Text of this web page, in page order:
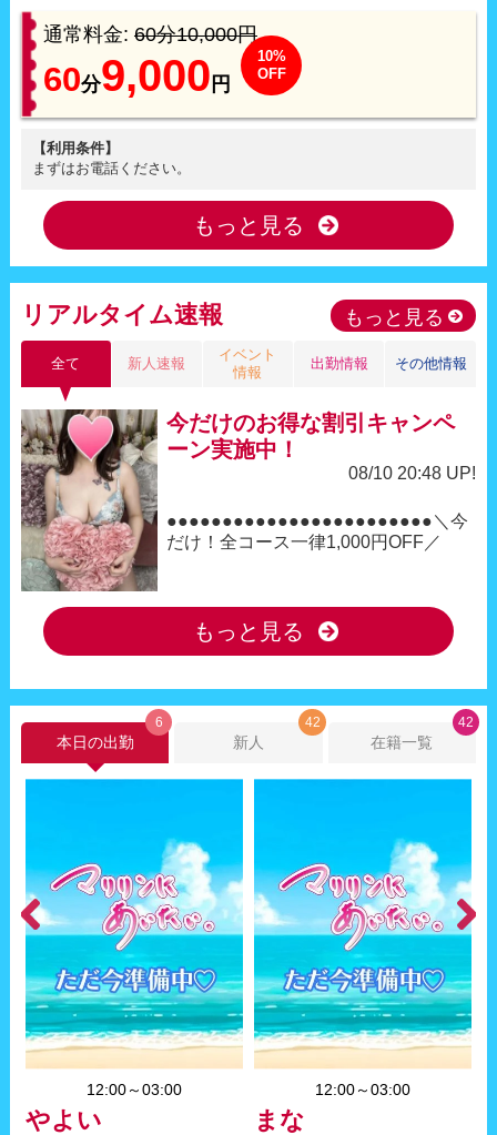
通常料金: 60分10,000円
60分9,000 円
10%
OFF
【利用条件】
まずはお電話ください。
もっと見る
リアルタイム速報 もっと見る
全て 新人速報
イベント
情報
出勤情報 その他情報
今だけのお得な割引キャンペ
ーン実施中！
08/10 20:48 UP!
●●●●●●●●●●●●●●●●●●●●●●●●＼今
だけ！全コース一律1,000円OFF／
もっと見る
本日の出勤
6
新人
42
在籍一覧
42
12:00～03:00
やよい
12:00～03:00
まな